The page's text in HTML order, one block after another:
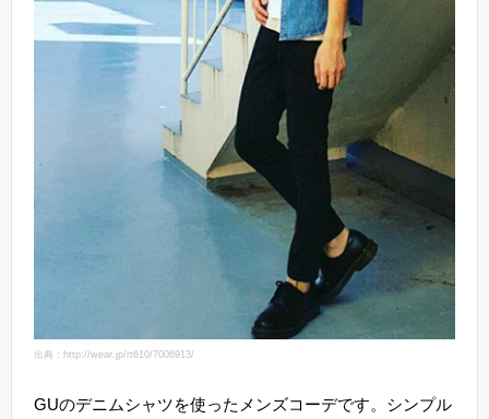
出典：http://wear.jp/rt610/7006913/
GUのデニムシャツを使ったメンズコーデです。シンプル